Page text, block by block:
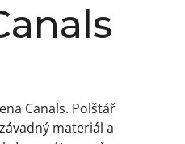
Canals. Polštář
materiál a